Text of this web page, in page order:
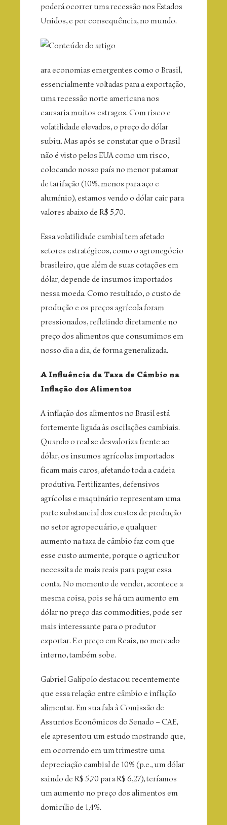
poderá ocorrer uma recessão nos Estados
Unidos, e por consequência, no mundo.
ara economias emergentes como o Brasil,
essencialmente voltadas para a exportação,
uma recessão norte americana nos
causaria muitos estragos. Com risco e
volatilidade elevados, o preço do dólar
subiu. Mas após se constatar que o Brasil
não é visto pelos EUA como um risco,
colocando nosso país no menor patamar
de tarifação (10%, menos para aço e
alumínio), estamos vendo o dólar cair para
valores abaixo de R$ 5,70.
Essa volatilidade cambial tem afetado
setores estratégicos, como o agronegócio
brasileiro, que além de suas cotações em
dólar, depende de insumos importados
nessa moeda. Como resultado, o custo de
produção e os preços agrícola foram
pressionados, refletindo diretamente no
preço dos alimentos que consumimos em
nosso dia a dia, de forma generalizada.
A Influência da Taxa de Câmbio na
Inflação dos Alimentos
A inflação dos alimentos no Brasil está
fortemente ligada às oscilações cambiais.
Quando o real se desvaloriza frente ao
dólar, os insumos agrícolas importados
ficam mais caros, afetando toda a cadeia
produtiva. Fertilizantes, defensivos
agrícolas e maquinário representam uma
parte substancial dos custos de produção
no setor agropecuário, e qualquer
aumento na taxa de câmbio faz com que
esse custo aumente, porque o agricultor
necessita de mais reais para pagar essa
conta. No momento de vender, acontece a
mesma coisa, pois se há um aumento em
dólar no preço das commodities, pode ser
mais interessante para o produtor
exportar. E o preço em Reais, no mercado
interno, também sobe.
Gabriel Galípolo destacou recentemente
que essa relação entre câmbio e inflação
alimentar. Em sua fala à Comissão de
Assuntos Econômicos do Senado – CAE,
ele apresentou um estudo mostrando que,
em ocorrendo em um trimestre uma
depreciação cambial de 10% (p.e., um dólar
saindo de R$ 5,70 para R$ 6,27), teríamos
um aumento no preço dos alimentos em
domicílio de 1,4%.